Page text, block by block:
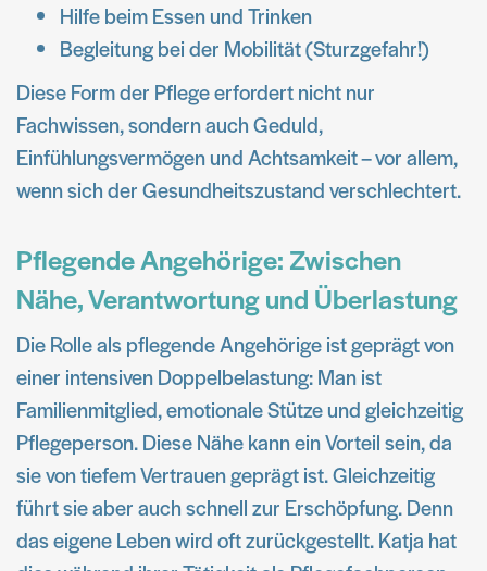
Hilfe beim Essen und Trinken
Begleitung bei der Mobilität (Sturzgefahr!)
Diese Form der Pflege erfordert nicht nur
Fachwissen, sondern auch Geduld,
Einfühlungsvermögen und Achtsamkeit – vor allem,
wenn sich der Gesundheitszustand verschlechtert.
Pflegende Angehörige: Zwischen
Nähe, Verantwortung und Überlastung
Die Rolle als pflegende Angehörige ist geprägt von
einer intensiven Doppelbelastung: Man ist
Familienmitglied, emotionale Stütze und gleichzeitig
Pflegeperson. Diese Nähe kann ein Vorteil sein, da
sie von tiefem Vertrauen geprägt ist. Gleichzeitig
führt sie aber auch schnell zur Erschöpfung. Denn
das eigene Leben wird oft zurückgestellt. Katja hat